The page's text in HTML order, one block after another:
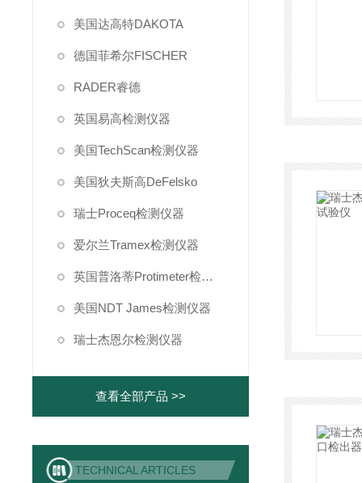
美国达高特DAKOTA
德国菲希尔FISCHER
RADER睿德
英国易高检测仪器
美国TechScan检测仪器
美国狄夫斯高DeFelsko
瑞士Proceq检测仪器
爱尔兰Tramex检测仪器
英国普洛蒂Protimeter检测仪器
美国NDT James检测仪器
瑞士杰恩尔检测仪器
查看全部产品 >>
TECHNICAL ARTICLES